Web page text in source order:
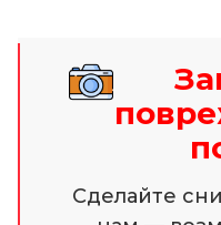
Сделайте